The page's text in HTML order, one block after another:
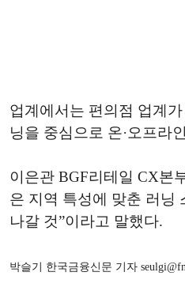
업계에서는 편의점 업계
닝을 중심으로 온·오프라
이은관 BGF리테일 CX본
은 지역 특성에 맞춘 러닝
나갈 것”이라고 말했다.
박슬기 한국금융신문 기자